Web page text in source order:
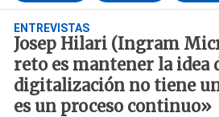
ENTREVISTAS
Josep Hilari (Ingram
reto es mantener la idea
digitalización no tiene
es un proceso continuo»